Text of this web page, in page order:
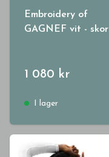
Embroidery of
GAGNEF vit - skor
1 080 kr
I lager